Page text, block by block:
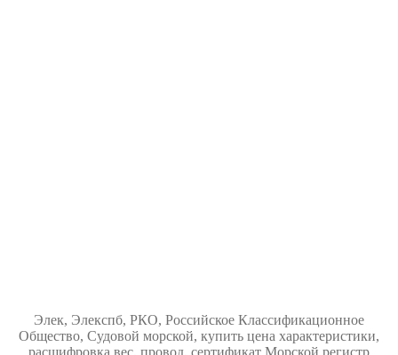
Элек, Элекспб, РКО, Российское Классификационное
Общество, Судовой морской, купить цена характеристики,
расшифровка вес, провод, сертификат Морской регистр